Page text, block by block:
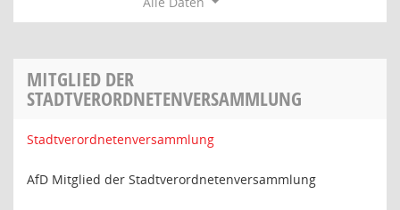
MITGLIED DER
STADTVERORDNETENVERSAMMLUNG
Stadtverordnetenversammlung
AfD Mitglied der Stadtverordnetenversammlung